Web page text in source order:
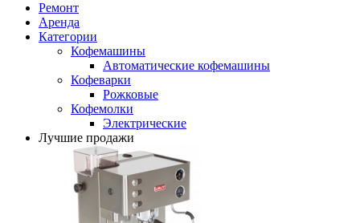
Ремонт
Аренда
Категории
Кофемашины
Автоматические кофемашины
Кофеварки
Рожковые
Кофемолки
Электрические
Лучшие продажи